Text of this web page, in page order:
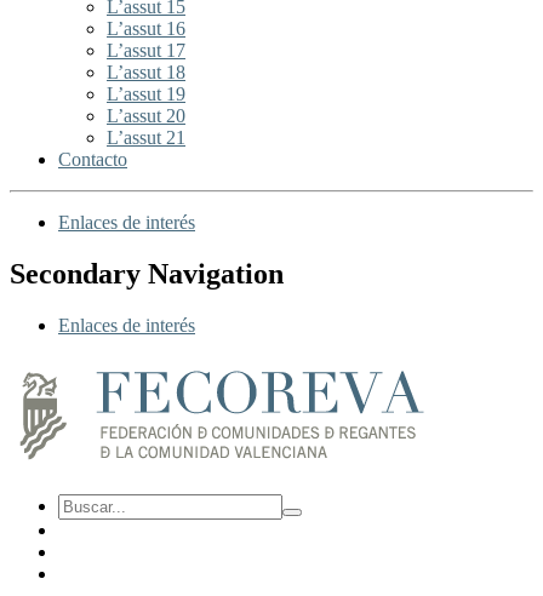
L’assut 15
L’assut 16
L’assut 17
L’assut 18
L’assut 19
L’assut 20
L’assut 21
Contacto
Enlaces de interés
Secondary Navigation
Enlaces de interés